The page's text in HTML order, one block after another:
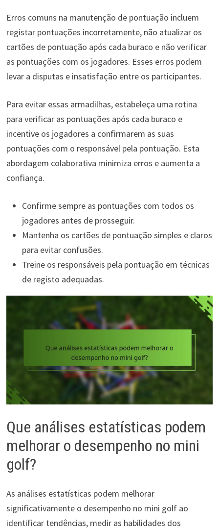
Erros comuns na manutenção de pontuação incluem
registar pontuações incorretamente, não atualizar os
cartões de pontuação após cada buraco e não verificar
as pontuações com os jogadores. Esses erros podem
levar a disputas e insatisfação entre os participantes.
Para evitar essas armadilhas, estabeleça uma rotina
para verificar as pontuações após cada buraco e
incentive os jogadores a confirmarem as suas
pontuações com o responsável pela pontuação. Esta
abordagem colaborativa minimiza erros e aumenta a
confiança.
Confirme sempre as pontuações com todos os
jogadores antes de prosseguir.
Mantenha os cartões de pontuação simples e claros
para evitar confusões.
Treine os responsáveis pela pontuação em técnicas
de registo adequadas.
Que análises estatísticas podem
melhorar o desempenho no mini
golf?
As análises estatísticas podem melhorar
significativamente o desempenho no mini golf ao
identificar tendências, medir as habilidades dos